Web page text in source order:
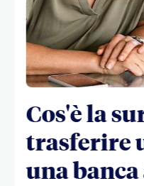
Cos'è la
trasferire
una